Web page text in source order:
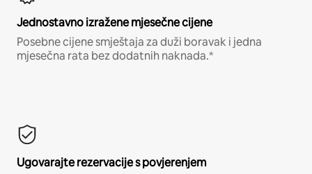
Jednostavno izražene mjesečne cijene
Posebne cijene smještaja za duži boravak i jedna
mjesečna rata bez dodatnih naknada.*
Ugovarajte rezervacije s povjerenjem